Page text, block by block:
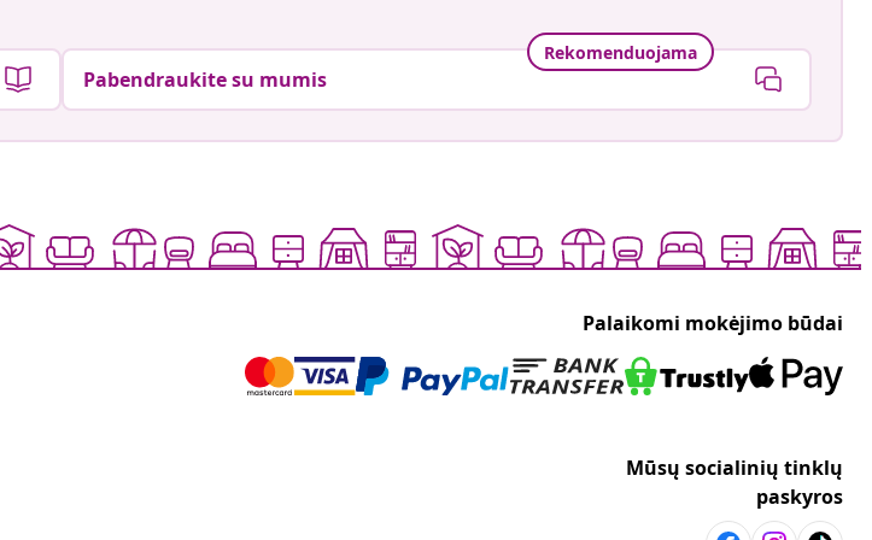
Rekomenduojama
Pabendraukite su mumis
Palaikomi mokėjimo būdai
Mūsų socialinių tinklų
paskyros